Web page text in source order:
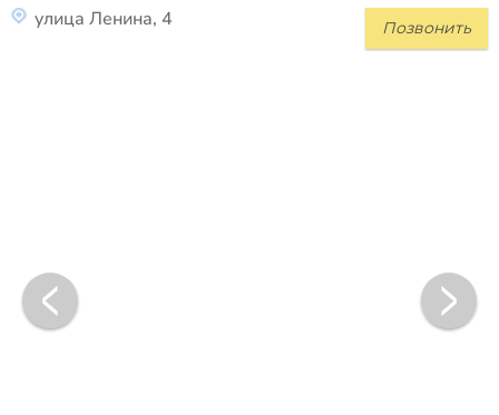
Позвонить
улица Ленина, 4